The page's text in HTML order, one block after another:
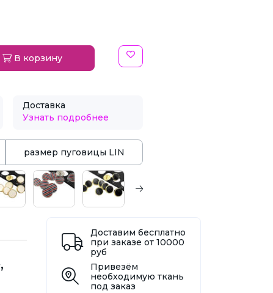
В корзину
Доставка
Узнать подробнее
размер пуговицы LIN
Доставим бесплатно
при заказе от 10000
руб
Привезём
необходимую ткань
под заказ